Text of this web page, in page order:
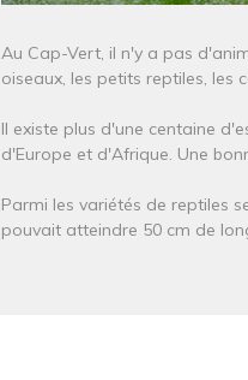
Au Cap-Vert, il n'y a pas
oiseaux, les petits reptiles, les
Il existe plus d'une centaine
d'Europe et d'Afrique. Une
Parmi les variétés de reptiles
pouvait atteindre 50 cm de